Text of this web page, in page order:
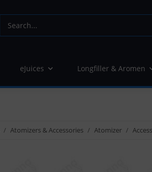
eJuices Longfiller & Aromen
Atomizers & Accessories Atomizer